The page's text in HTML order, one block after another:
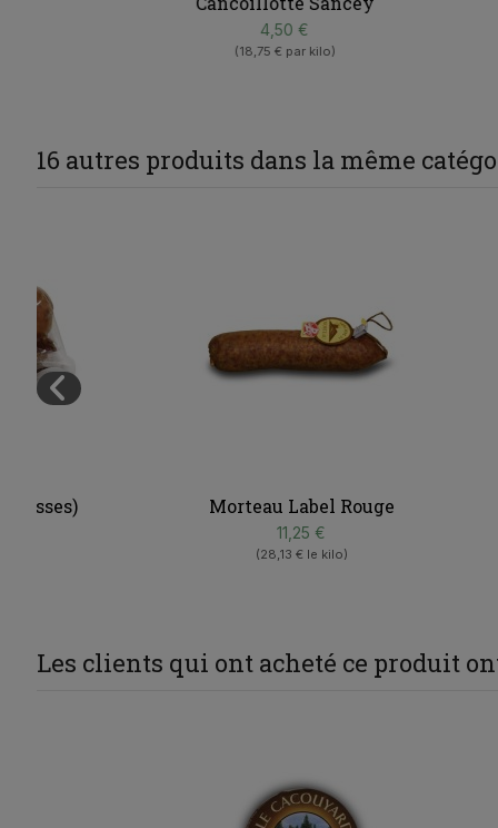
(18,75 € par kilo)
16 autres produits dans la même
Morteau Label Rouge
(28,13 € le kilo)
Les clients qui ont acheté ce produit